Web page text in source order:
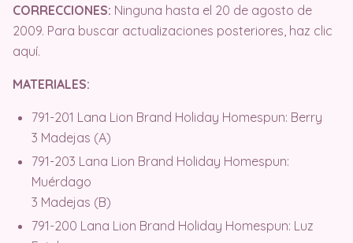
CORRECCIONES: Ninguna hasta el 20 de agosto de
2009. Para buscar actualizaciones posteriores, haz clic
aquí.
MATERIALES:
791-201 Lana Lion Brand Holiday Homespun: Berry
3 Madejas (A)
791-203 Lana Lion Brand Holiday Homespun:
Muérdago
3 Madejas (B)
791-200 Lana Lion Brand Holiday Homespun: Luz